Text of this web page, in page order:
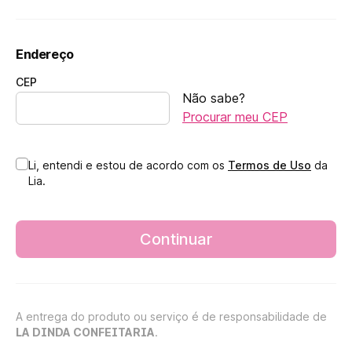
Endereço
CEP
Não sabe?
Procurar meu CEP
Li, entendi e estou de acordo com os Termos de Uso da
Lia.
Continuar
A entrega do produto ou serviço é de responsabilidade de
LA DINDA CONFEITARIA.